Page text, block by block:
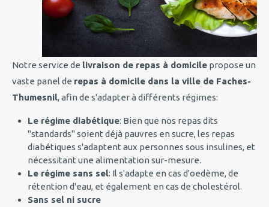
Notre service de livraison de repas à domicile propose un
vaste panel de repas à domicile dans la ville de Faches-
Thumesnil, afin de s'adapter à différents régimes:
Le régime diabétique: Bien que nos repas dits
"standards" soient déjà pauvres en sucre, les repas
diabétiques s'adaptent aux personnes sous insulines, et
nécessitant une alimentation sur-mesure.
Le régime sans sel: Il s'adapte en cas d'oedème, de
rétention d'eau, et également en cas de cholestérol.
Sans sel ni sucre